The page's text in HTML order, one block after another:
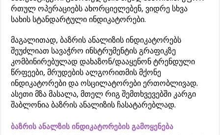
რთულ ოპერაციებს ახორციელებენ, ვიდრე სხვა
სახის სტანდარტული ინდიკატორები.
მაგალითად, ბაზრის ანალიზის ინდიკატორებს
შეუძლიათ სავაჭრო ინსტრუმენტის გრაფიკზე
კომბინირებულად დახაზონ/დააყენონ ტრენდული
წრფეები, მრუდების ალგორითმის მქონე
ინდიკატორები და ოსცილატორები ერთობლივად.
ასეთი მზა მასალა, მთელ რიგ შემთხვევებში კარგი
შაბლონია ბაზრის ანალიზის ჩასატარებლად.
ბაზრის ანალზის ინდიკატორების გამოყენება